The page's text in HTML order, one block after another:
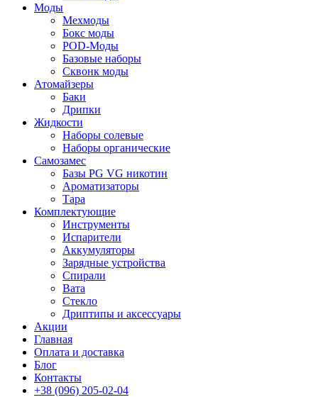
Моды
Мехмоды
Бокс моды
POD-Моды
Базовые наборы
Сквонк моды
Атомайзеры
Баки
Дрипки
Жидкости
Наборы солевые
Наборы органические
Самозамес
Базы PG VG никотин
Ароматизаторы
Тара
Комплектующие
Инструменты
Испарители
Аккумуляторы
Зарядные устройства
Спирали
Вата
Стекло
Дриптипы и аксессуары
Акции
Главная
Оплата и доставка
Блог
Контакты
+38 (096) 205-02-04